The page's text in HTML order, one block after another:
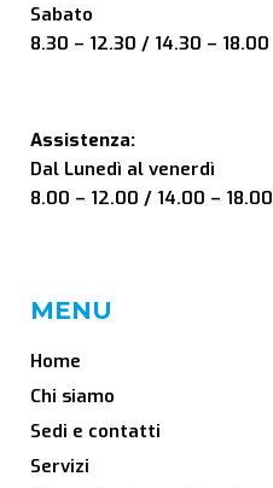
Sabato
8.30 – 12.30 / 14.30 – 18.00
Assistenza:
Dal Lunedì al venerdì
8.00 – 12.00 / 14.00 – 18.00
MENU
Home
Chi siamo
Sedi e contatti
Servizi